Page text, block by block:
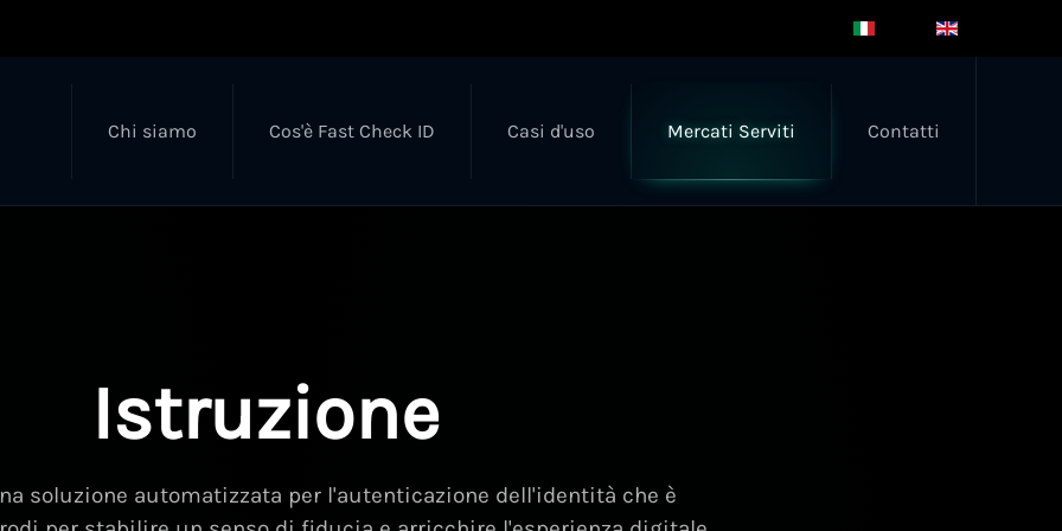
Chi siamo Cos'è Fast Check ID Casi d'uso Mercati Serviti Contatti
Istruzione
soluzione automatizzata per l'autenticazione dell'identità che è